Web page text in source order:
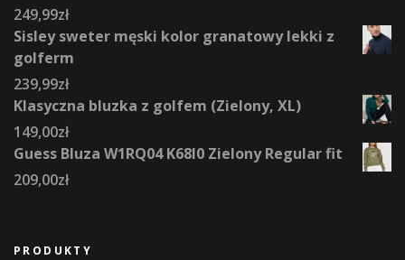
249,99zł
Sisley sweter męski kolor granatowy lekki z
golferm
239,99zł
Klasyczna bluzka z golfem (Zielony, XL)
149,00zł
Guess Bluza W1RQ04 K68I0 Zielony Regular fit
209,00zł
PRODUKTY